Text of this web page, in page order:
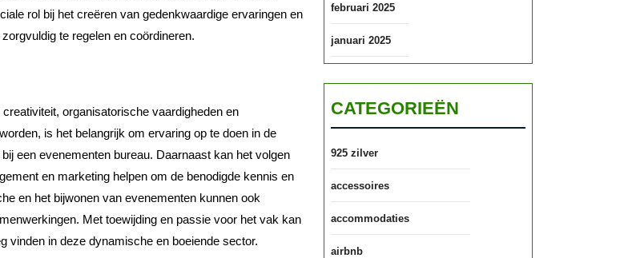
rol bij het creëren van gedenkwaardige ervaringen en
te regelen en coördineren.
organisatorische vaardigheden en
is het belangrijk om ervaring op te doen in de
een evenementen bureau. Daarnaast kan het volgen
en marketing helpen om de benodigde kennis en
en het bijwonen van evenementen kunnen ook
Met toewijding en passie voor het vak kan
vinden in deze dynamische en boeiende sector.
februari 2025
januari 2025
CATEGORIEËN
925 zilver
accessoires
accommodaties
airbnb